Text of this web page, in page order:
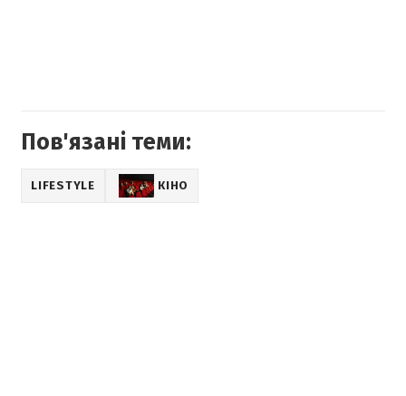
Пов'язані теми:
LIFESTYLE КІНО